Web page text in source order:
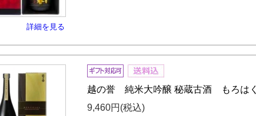
詳細を見る
越の誉 純米大吟醸 秘蔵古酒 もろはく
9,460円 (税込)